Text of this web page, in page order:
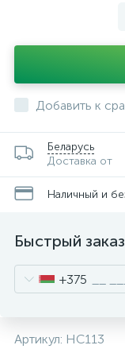
Добавить к
Беларусь
Доставка от
Наличный и
Быстрый заказ
+375
Артикул: HC113